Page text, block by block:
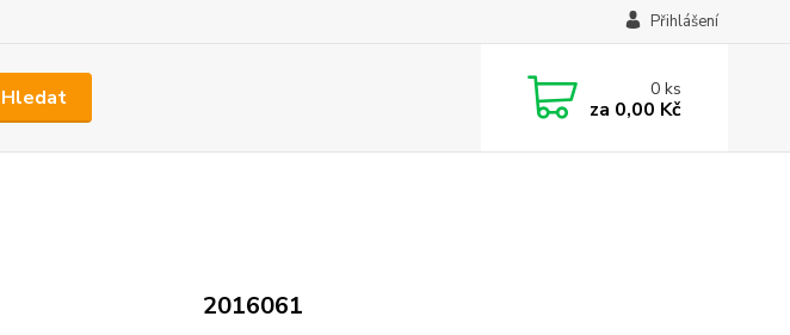
Přihlášení
Hledat 0ks
za 0,00 Kč
2016061